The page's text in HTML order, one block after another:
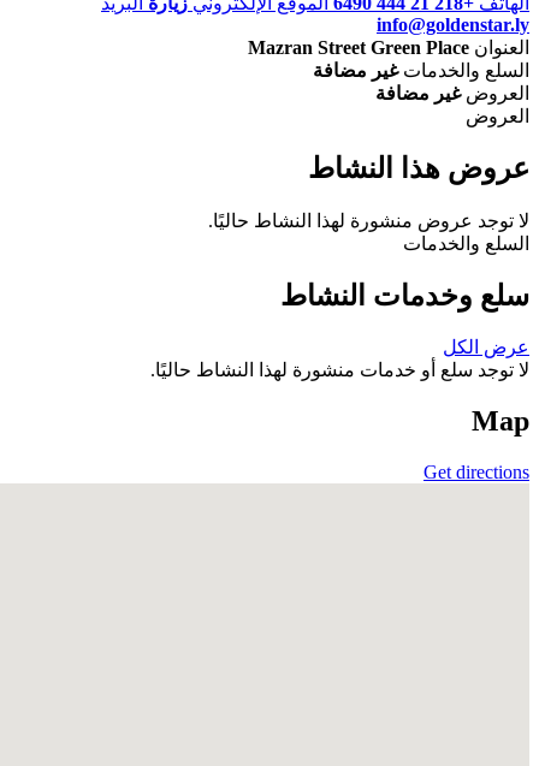
info@goldenstar.ly
العنوان Mazran Street Green Place
السلع والخدمات غير مضافة
العروض غير مضافة
العروض
عروض هذا النشاط
لا توجد عروض منشورة لهذا النشاط حاليًا.
السلع والخدمات
سلع وخدمات النشاط
عرض الكل
لا توجد سلع أو خدمات منشورة لهذا النشاط حاليًا.
Map
Get directions